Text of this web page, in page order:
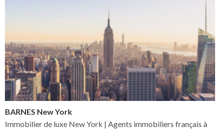
BARNES New York
Immobilier de luxe New York | Agents immobiliers français à